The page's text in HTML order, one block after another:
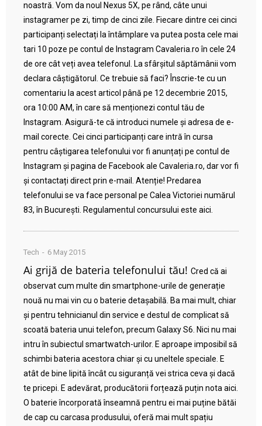
noastră. Vom da noul Nexus 5X, pe rând, câte unui
instagramer pe zi, timp de cinci zile. Fiecare dintre cei cinci
participanți selectați la întâmplare va putea posta cele mai
tari 10 poze pe contul de Instagram Cavaleria.ro în cele 24
de ore cât veți avea telefonul. La sfârșitul săptămânii vom
declara câștigătorul. Ce trebuie să faci? Înscrie-te cu un
comentariu la acest articol până pe 12 decembrie 2015,
ora 10:00 AM, în care să menționezi contul tău de
Instagram. Asigură-te că introduci numele și adresa de e-
mail corecte. Cei cinci participanți care intră în cursa
pentru câștigarea telefonului vor fi anunțați pe contul de
Instagram și pagina de Facebook ale Cavaleria.ro, dar vor fi
și contactați direct prin e-mail. Atenție! Predarea
telefonului se va face personal pe Calea Victoriei numărul
83, în București. Regulamentul concursului este aici.
Tech 6 May 2015
Ai grijă de bateria telefonului tău! Cred că ai
observat cum multe din smartphone-urile de generație
nouă nu mai vin cu o baterie detașabilă. Ba mai mult, chiar
și pentru tehnicianul din service e destul de complicat să
scoată bateria unui telefon, precum Galaxy S6. Nici nu mai
intru în subiectul smartwatch-urilor. E aproape imposibil să
schimbi bateria acestora chiar și cu uneltele speciale. E
atât de bine lipită încât cu siguranță vei strica ceva și dacă
te pricepi. E adevărat, producătorii forțează puțin nota aici.
O baterie încorporată înseamnă pentru ei mai puține bătăi
de cap cu carcasa produsului, oferă mai mult spațiu